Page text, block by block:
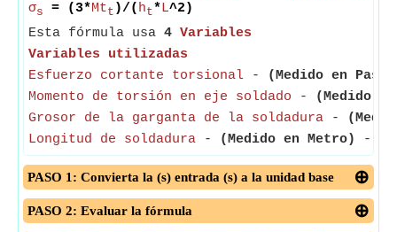
σs = (3*Mtt )/( ht*L^2)
Esta fórmula usa 4 Variables
Variables utilizadas
Esfuerzo cortante torsional -
(Medido en
Momento de torsión en eje soldado -
(Medido
Grosor de la garganta de la soldadura -
Longitud de soldadura - (Medido en Metro) -
PASO 1: Convierta la (s) entrada (s) a la unidad base
PASO 2: Evaluar la fórmula